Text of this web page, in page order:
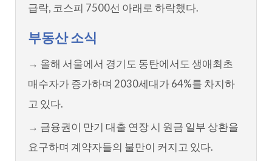
급락, 코스피 7500선 아래로 하락했다.
부동산 소식
→ 올해 서울에서 경기도 동탄에서도 생애최초
매수자가 증가하며 2030세대가 64%를 차지하
고 있다.
→ 금융권이 만기 대출 연장 시 원금 일부 상환을
요구하며 계약자들의 불만이 커지고 있다.